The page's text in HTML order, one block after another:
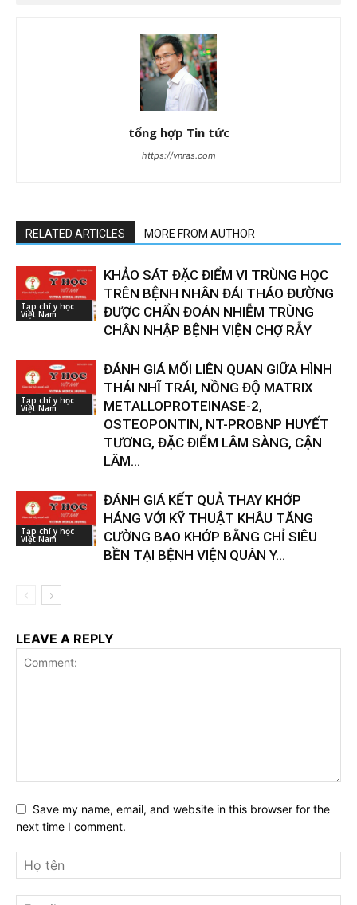
tổng hợp Tin tức
https://vnras.com
RELATED ARTICLES MORE FROM AUTHOR
Tạp chí y học
Việt Nam
KHẢO SÁT ĐẶC ĐIỂM VI TRÙNG HỌC
TRÊN BỆNH NHÂN ĐÁI THÁO ĐƯỜNG
ĐƯỢC CHẨN ĐOÁN NHIỄM TRÙNG
CHÂN NHẬP BỆNH VIỆN CHỢ RẪY
Tạp chí y học
Việt Nam
ĐÁNH GIÁ MỐI LIÊN QUAN GIỮA HÌNH
THÁI NHĨ TRÁI, NỒNG ĐỘ MATRIX
METALLOPROTEINASE-2,
OSTEOPONTIN, NT-PROBNP HUYẾT
TƯƠNG, ĐẶC ĐIỂM LÂM SÀNG, CẬN
LÂM...
Tạp chí y học
Việt Nam
ĐÁNH GIÁ KẾT QUẢ THAY KHỚP
HÁNG VỚI KỸ THUẬT KHÂU TĂNG
CƯỜNG BAO KHỚP BẰNG CHỈ SIÊU
BỀN TẠI BỆNH VIỆN QUÂN Y...
LEAVE A REPLY
Save my name, email, and website in this browser for the
next time I comment.